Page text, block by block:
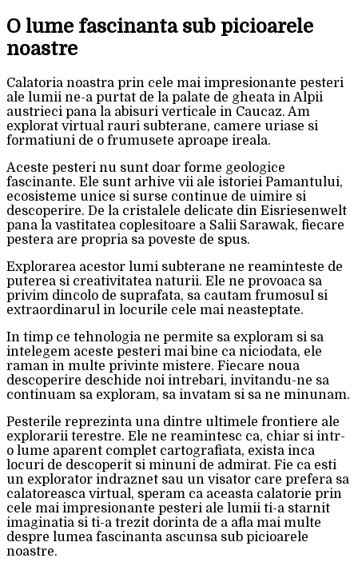
O lume fascinanta sub picioarele
noastre
Calatoria noastra prin cele mai impresionante pesteri
ale lumii ne-a purtat de la palate de gheata in Alpii
austrieci pana la abisuri verticale in Caucaz. Am
explorat virtual rauri subterane, camere uriase si
formatiuni de o frumusete aproape ireala.
Aceste pesteri nu sunt doar forme geologice
fascinante. Ele sunt arhive vii ale istoriei Pamantului,
ecosisteme unice si surse continue de uimire si
descoperire. De la cristalele delicate din Eisriesenwelt
pana la vastitatea coplesitoare a Salii Sarawak, fiecare
pestera are propria sa poveste de spus.
Explorarea acestor lumi subterane ne reaminteste de
puterea si creativitatea naturii. Ele ne provoaca sa
privim dincolo de suprafata, sa cautam frumosul si
extraordinarul in locurile cele mai neasteptate.
In timp ce tehnologia ne permite sa exploram si sa
intelegem aceste pesteri mai bine ca niciodata, ele
raman in multe privinte mistere. Fiecare noua
descoperire deschide noi intrebari, invitandu-ne sa
continuam sa exploram, sa invatam si sa ne minunam.
Pesterile reprezinta una dintre ultimele frontiere ale
explorarii terestre. Ele ne reamintesc ca, chiar si intr-
o lume aparent complet cartografiata, exista inca
locuri de descoperit si minuni de admirat. Fie ca esti
un explorator indraznet sau un visator care prefera sa
calatoreasca virtual, speram ca aceasta calatorie prin
cele mai impresionante pesteri ale lumii ti-a starnit
imaginatia si ti-a trezit dorinta de a afla mai multe
despre lumea fascinanta ascunsa sub picioarele
noastre.